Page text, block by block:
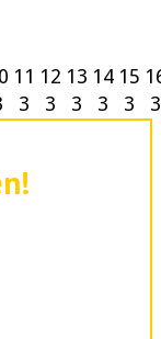
11 12 13 14 15
3 3 3 3 3 3